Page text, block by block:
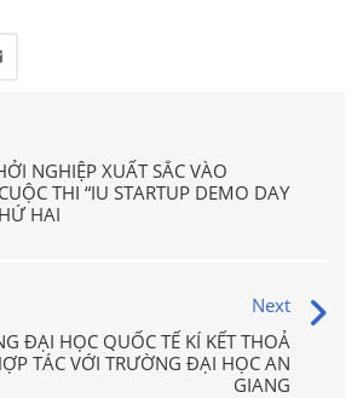
NGHIỆP XUẤT SẮC VÀO
THI “IU STARTUP DEMO DAY
HAI
Next
ĐẠI HỌC QUỐC TẾ KÍ KẾT THOẢ
TÁC VỚI TRƯỜNG ĐẠI HỌC AN
GIANG